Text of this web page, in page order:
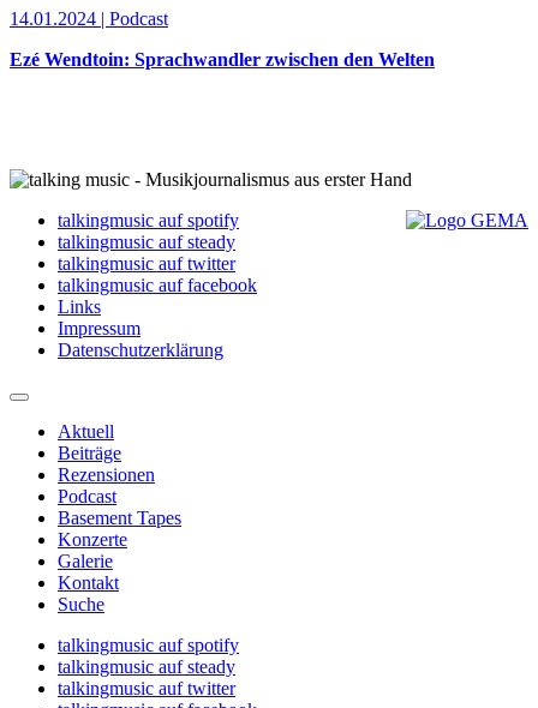
14.01.2024 | Podcast
Ezé Wendtoin: Sprachwandler zwischen den Welten
talkingmusic auf spotify
talkingmusic auf steady
talkingmusic auf twitter
talkingmusic auf facebook
Links
Impressum
Datenschutzerklärung
Aktuell
Beiträge
Rezensionen
Podcast
Basement Tapes
Konzerte
Galerie
Kontakt
Suche
talkingmusic auf spotify
talkingmusic auf steady
talkingmusic auf twitter